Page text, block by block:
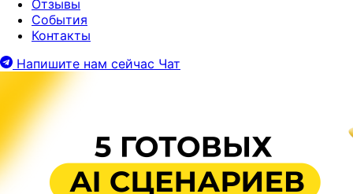
Отзывы
События
Контакты
Напишите нам сейчас Чат